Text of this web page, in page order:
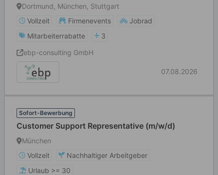
Dortmund, München, Stuttgart
Vollzeit
Firmenevents
Jobrad
Mitarbeiterrabatte
3
ebp-consulting GmbH
07.08.2026
Sofort-Bewerbung
Customer Support Representative (m/w/d)
München
Vollzeit
Nachhaltiger Arbeitgeber
Urlaub >= 30